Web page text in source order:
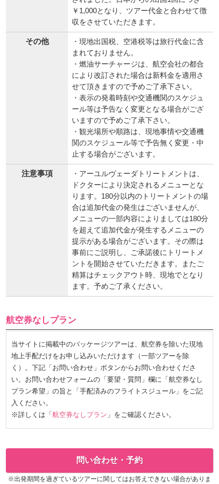
￥1,000となり、ツアー代金と合わせて徴
収をさせていただきます。
その他
・現地出国税、空港税等は旅行代金に含
まれておりません。
・燃油サーチャージは、航空会社の都合
により改訂された場合は新料金を適用さ
せて頂きますので予めご了承下さい。
・表示の発着時刻や交通機関のスケジュ
ール等は予告なく変更となる場合がござ
いますので予めご了承下さい。
・観光場所や順路は、現地事情や交通機
関のスケジュール等で予告無く変更・中
止する場合がございます。
注意事項
・アーユルヴェーダトリートメントは、
ドクターにより決定されるメニューとな
ります。180分以内のトリートメントの場
合は追加代金の発生はございませんが、
メニューの一部内容によりましては180分
を超えて追加代金が発生するメニューの
提示がある場合がございます。その際は
事前にご説明し、ご承諾後にトリートメ
ントを開始させていただきます。またご
精算はチェックアウト時、現地でとなり
ます。予めご了承ください。
航空券なしプラン
当サイトに掲載中のパッケージツアーは、航空券を除いた現地
地上手配だけをお申し込みいただけます（一部ツアーを除
く）。下記「お問い合わせ」ボタンからお問い合わせくださ
い。お問い合わせフォームの「要望・質問」欄に「航空券なし
プラン希望」の旨と「手配済みのフライトスジュール」をご記
入ください。
※詳しくは「 航空券なしプラン 」をご確認ください。
問い合わせ・予約
※出発期間を過ぎているツアーに関してはお答えできない場合がありま